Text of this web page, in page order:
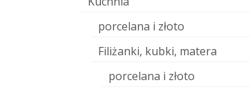
Nowy Człowiek w
Wylepiankach
porcelana i złoto
Filiżanki, kubki, matera
porcelana i złoto